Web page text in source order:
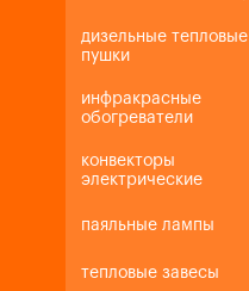
дизельные тепловые
пушки
инфракрасные
обогреватели
конвекторы
электрические
паяльные лампы
тепловые завесы